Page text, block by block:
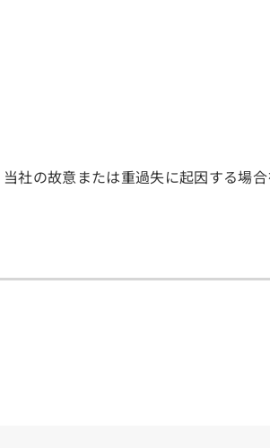
社の故意または重過失に起因する場